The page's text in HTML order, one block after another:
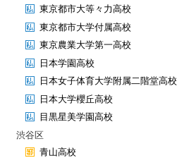
東京都市大等々力高校
東京都市大学付属高校
東京農業大学第一高校
日本学園高校
日本女子体育大学附属二階堂高校
日本大学櫻丘高校
目黒星美学園高校
渋谷区
青山高校